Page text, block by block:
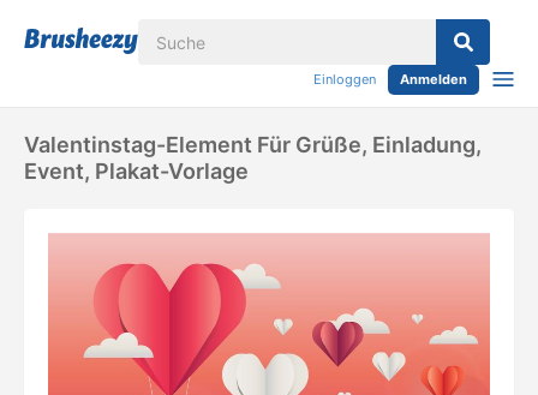
Einloggen Anmelden
Valentinstag-Element Für Grüße, Einladung,
Event, Plakat-Vorlage